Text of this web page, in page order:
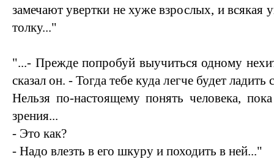
замечают увертки не хуже взрослых, и всякая
толку..."
"...- Прежде попробуй выучиться одному
сказал он. - Тогда тебе куда легче будет
Нельзя по-настоящему понять человека,
зрения...
- Это как?
- Надо влезть в его шкуру и походить в ней..."